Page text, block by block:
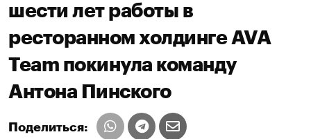
шести лет работы в
ресторанном холдинге AVA
Team покинула команду
Антона Пинского
Поделиться: